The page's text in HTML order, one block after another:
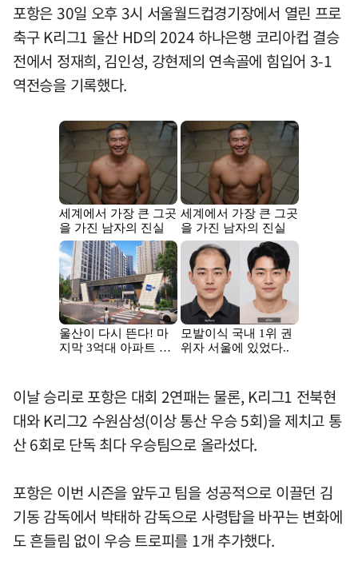
포항은 30일 오후 3시 서울월드컵경기장에서 열린 프로
축구 K리그1 울산 HD의 2024 하나은행 코리아컵 결승
전에서 정재희, 김인성, 강현제의 연속골에 힘입어 3-1
역전승을 기록했다.
이날 승리로 포항은 대회 2연패는 물론, K리그1 전북현
대와 K리그2 수원삼성(이상 통산 우승 5회)을 제치고 통
산 6회로 단독 최다 우승팀으로 올라섰다.
포항은 이번 시즌을 앞두고 팀을 성공적으로 이끌던 김
기동 감독에서 박태하 감독으로 사령탑을 바꾸는 변화에
도 흔들림 없이 우승 트로피를 1개 추가했다.